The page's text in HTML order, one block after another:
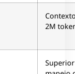
2M
Superior